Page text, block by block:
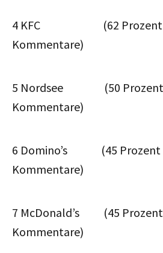
4 KFC (62 Prozent
Kommentare)
5 Nordsee (50 Prozent
Kommentare)
6 Domino’s (45 Prozent
Kommentare)
7 McDonald’s (45
Kommentare)